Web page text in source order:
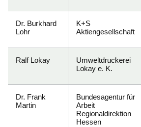
Dr. Burkhard
Lohr
K+S
Aktiengesellschaft
Ralf Lokay
Umweltdruckerei
Lokay e. K.
Dr. Frank
Martin
Bundesagentur für
Arbeit
Regionaldirektion
Hessen